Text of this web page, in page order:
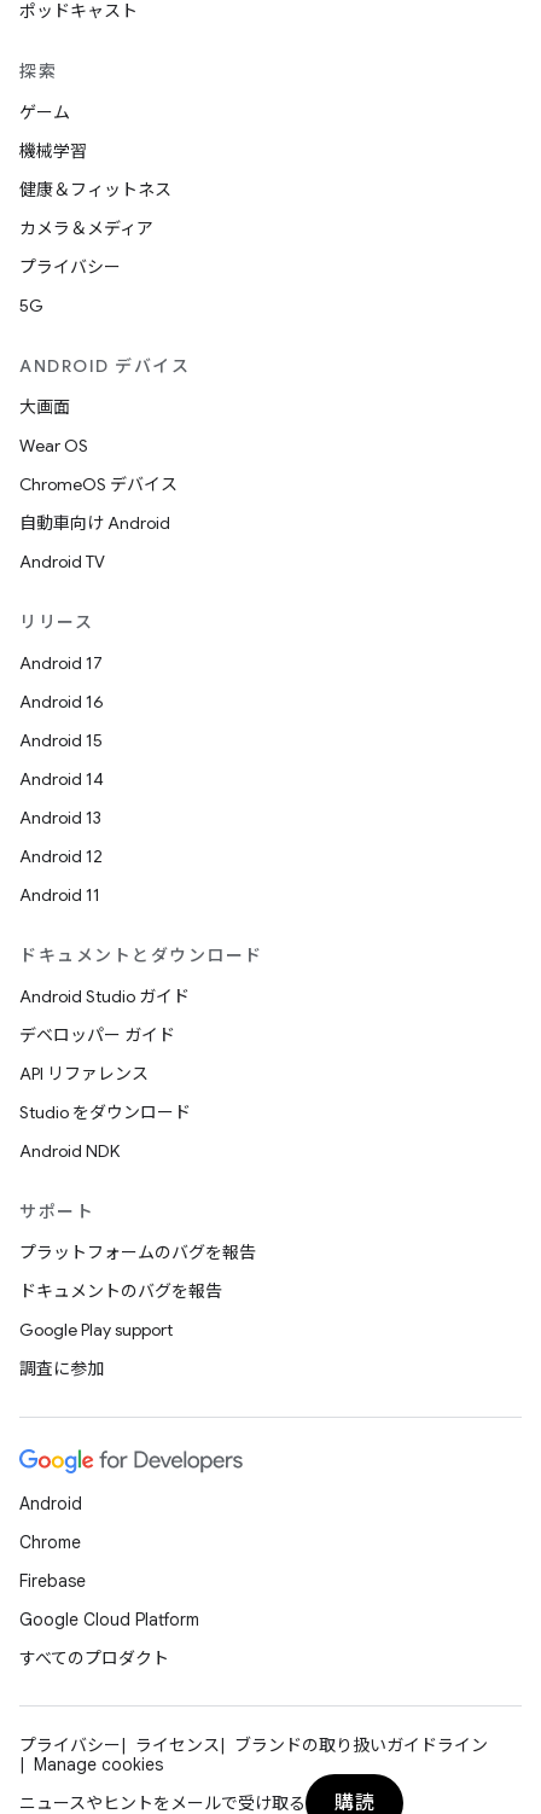
ポッドキャスト
探索
ゲーム
機械学習
健康＆フィットネス
カメラ＆メディア
プライバシー
5G
ANDROID デバイス
大画面
Wear OS
ChromeOS デバイス
自動車向け Android
Android TV
リリース
Android 17
Android 16
Android 15
Android 14
Android 13
Android 12
Android 11
ドキュメントとダウンロード
Android Studio ガイド
デベロッパー ガイド
API リファレンス
Studio をダウンロード
Android NDK
サポート
プラットフォームのバグを報告
ドキュメントのバグを報告
Google Play support
調査に参加
Android
Chrome
Firebase
Google Cloud Platform
すべてのプロダクト
プライバシー ライセンス
ブランドの取り扱いガイドライン
Manage cookies
ニュースやヒントをメールで受け取る
購読